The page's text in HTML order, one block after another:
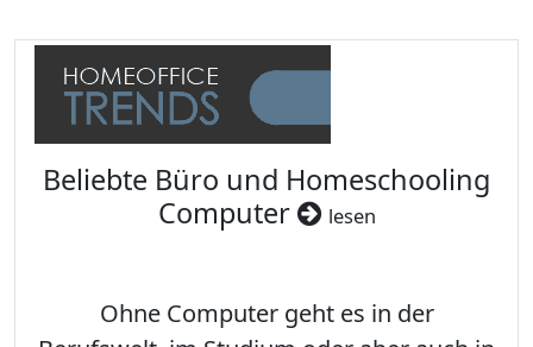
Beliebte Büro und Homeschooling
Computer
lesen
Ohne Computer geht es in der